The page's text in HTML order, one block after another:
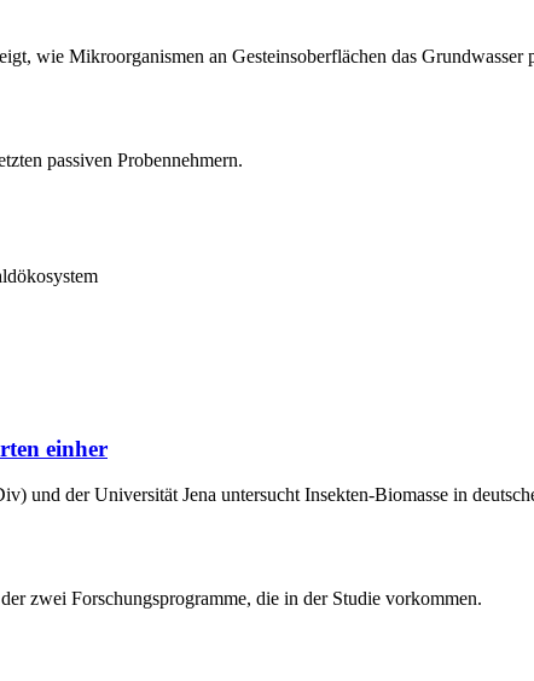
wie Mikroorganismen an Gesteinsoberflächen das Grundwasser
einher
und der Universität Jena untersucht Insekten-Biomasse in